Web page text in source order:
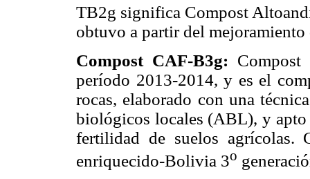
TB2g significa Compost
obtuvo a partir del
Compost CAF-B3g: Compost
período 2013-2014, y es el
rocas, elaborado con una
biológicos locales (ABL), y apto
fertilidad de suelos agrícolas.
enriquecido-Bolivia 3o